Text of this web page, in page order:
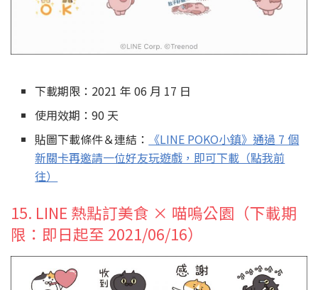
下載期限：2021 年 06 月 17 日
使用效期：90 天
貼圖下載條件＆連結： 《LINE POKO小鎮》 通過 7 個
新關卡再邀請一位好友玩遊戲，即可下載（點我前
往）
15. LINE 熱點訂美食 × 喵嗚公園（下載期
限：即日起至 2021/06/16）